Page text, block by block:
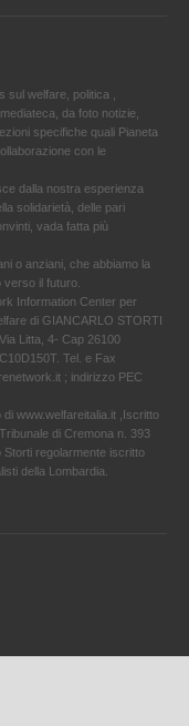
welfare, politica ,
da foto notizie,
specifiche quali Pianeta
con le
dalla nostra esperienza
solidarietà, delle pari
vada fatta più
o anziani, che abbiamo la
il futuro.
Information Center per
di GIANCARLO STORTI
Litta, 4- Cap 26100
Tel. e Fax
; indirizzo PEC
www.welfareitalia.it ,Iscritto
di Cremona n. 393
regolarmente iscritto
della Lombardia.